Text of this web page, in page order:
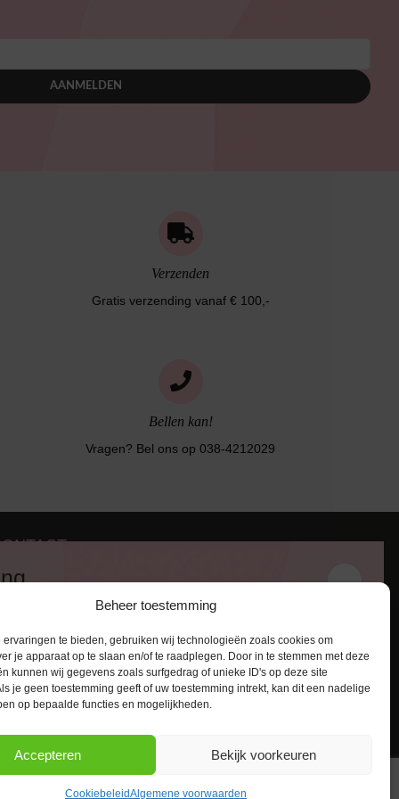
Beheer toestemming
ervaringen te bieden, gebruiken wij technologieën zoals cookies om
je apparaat op te slaan en/of te raadplegen. Door in te stemmen met deze
kunnen wij gegevens zoals surfgedrag of unieke ID's op deze site
je geen toestemming geeft of uw toestemming intrekt, kan dit een nadelige
op bepaalde functies en mogelijkheden.
Accepteren Bekijk voorkeuren
CookiebeleidAlgemene voorwaarden
AANMELDEN
Verzenden
Gratis verzending vanaf € 100,-
Bellen kan!
Vragen? Bel ons op 038-4212029
RL Zwolle
info@lingerie-badmode.nl